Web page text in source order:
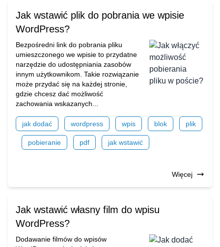
Jak wstawić plik do pobrania we wpisie
WordPress?
Bezpośredni link do pobrania pliku
umieszczonego we wpisie to przydatne
narzędzie do udostępniania zasobów
innym użytkownikom. Takie rozwiązanie
może przydać się na każdej stronie,
gdzie chcesz dać możliwość
zachowania wskazanych...
jak dodać wordpress wpis blok plik
pobieranie pdf jak wstawić
Więcej
Jak wstawić własny film do wpisu
WordPress?
Dodawanie filmów do wpisów